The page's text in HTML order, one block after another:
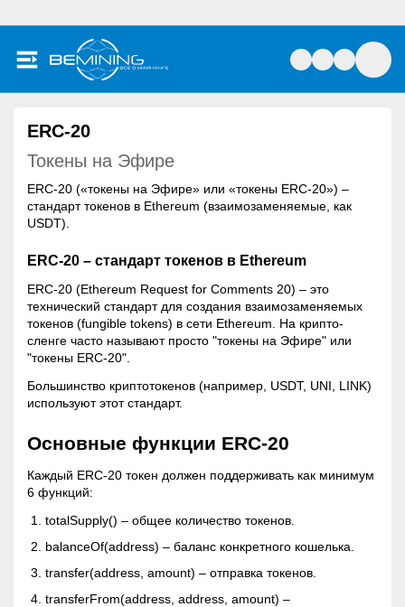
ERC-20
Токены на Эфире
ERC-20 («токены на Эфире» или «токены ERC-20») –
стандарт токенов в Ethereum (взаимозаменяемые, как
USDT).
ERC-20 – стандарт токенов в Ethereum
ERC-20 (Ethereum Request for Comments 20) – это
технический стандарт для создания взаимозаменяемых
токенов (fungible tokens) в сети Ethereum. На крипто-
сленге часто называют просто "токены на Эфире" или
"токены ERC-20".
Большинство криптотокенов (например, USDT, UNI, LINK)
используют этот стандарт.
Основные функции ERC-20
Каждый ERC-20 токен должен поддерживать как минимум
6 функций:
totalSupply() – общее количество токенов.
balanceOf(address) – баланс конкретного кошелька.
transfer(address, amount) – отправка токенов.
transferFrom(address, address, amount) –